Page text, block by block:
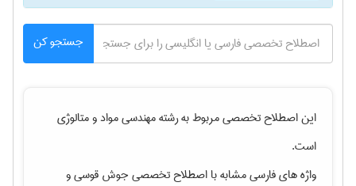
جستجو کن
این اصطلاح تخصصی مربوط به رشتهمهندسی مواد و متالوژی
است.
واژه های فارسی مشابه با اصطلاح تخصصیجوش قوسیو